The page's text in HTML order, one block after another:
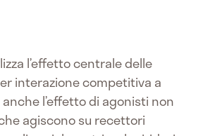
l’effetto centrale delle
interazione competitiva a
l’effetto di agonisti non
agiscono su recettori